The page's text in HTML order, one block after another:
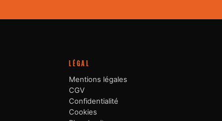
LÉGAL
Mentions légales
CGV
Confidentialité
Cookies